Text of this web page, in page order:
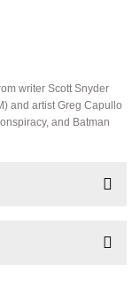
writer Scott Snyder
and artist Greg Capullo
and Batman